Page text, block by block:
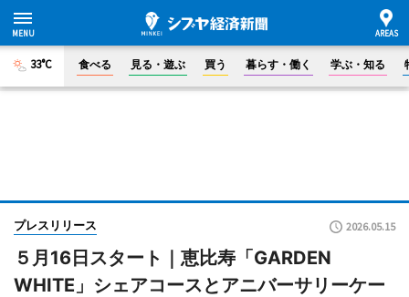
33°C 食べる 見る・遊ぶ 買う 暮らす・働く 学ぶ・知る
プレスリリース 2026.05.15
５月16日スタート｜恵比寿「GARDEN
WHITE」シェアコースとアニバーサリーケー